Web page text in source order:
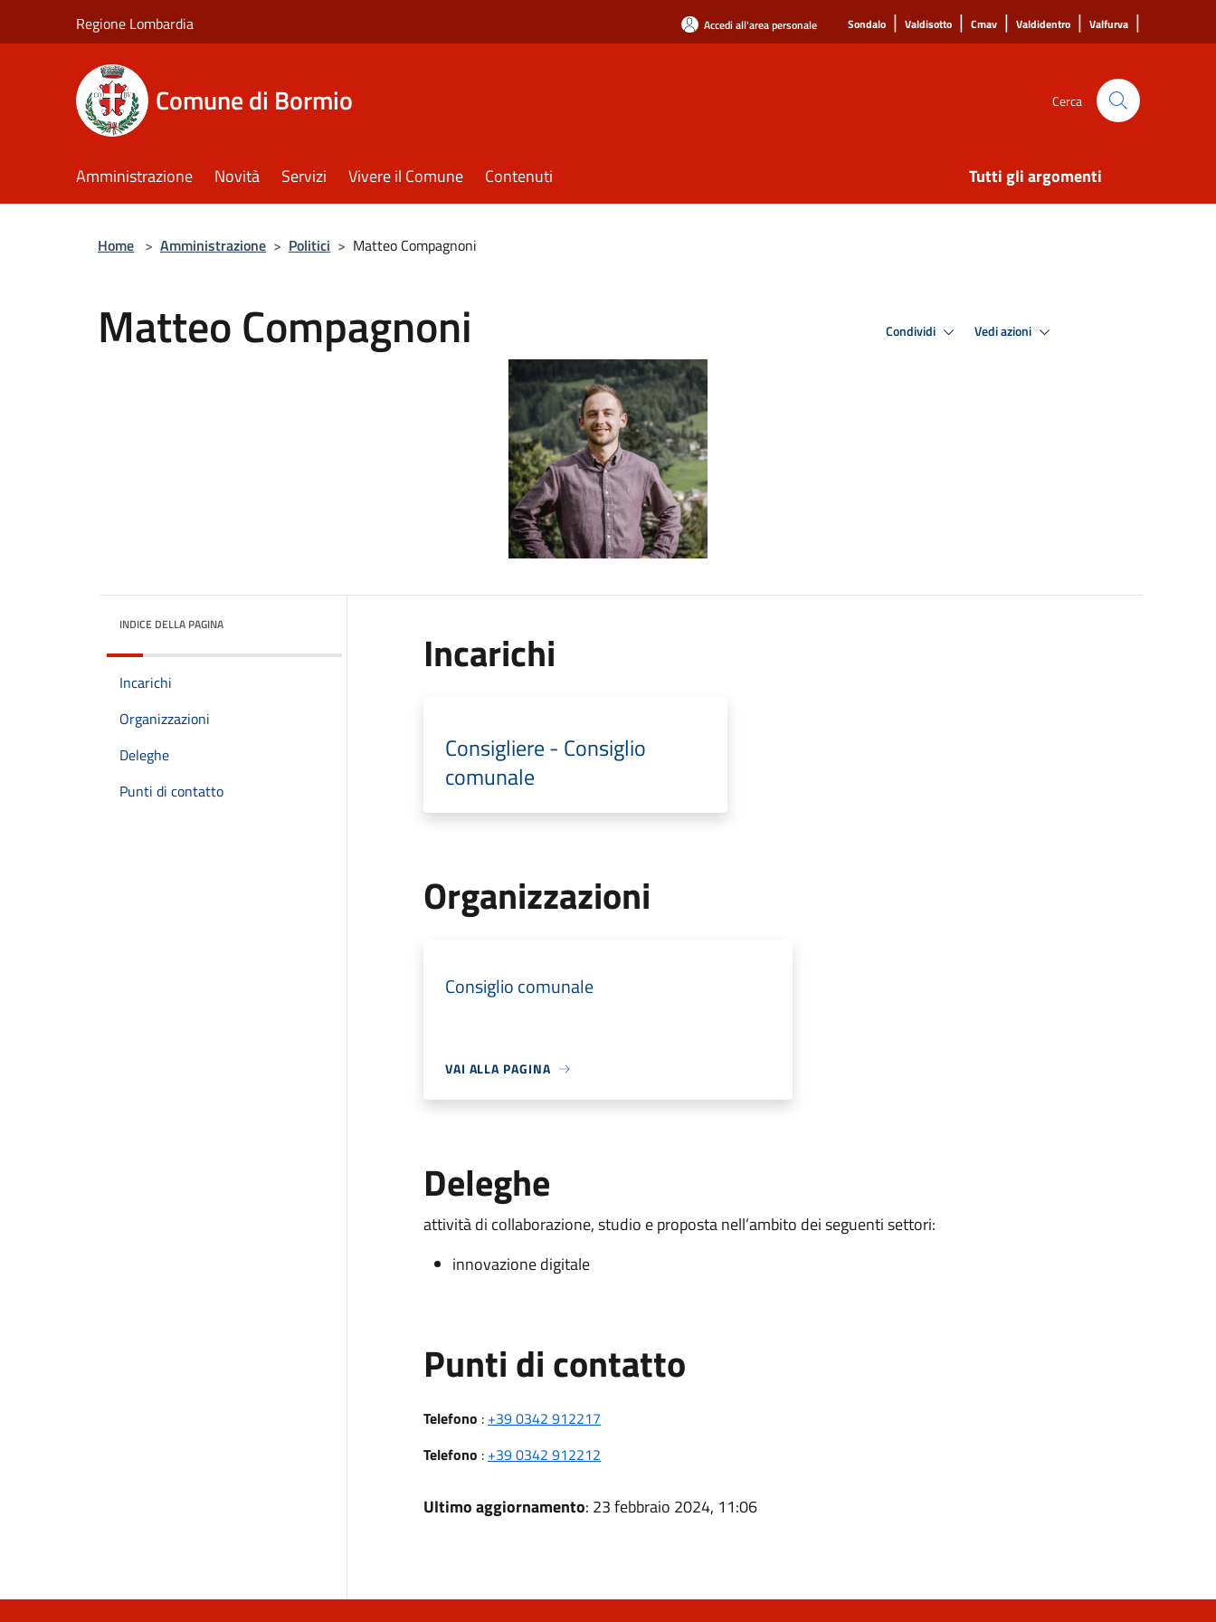
Regione Lombardia Accedi all'area personale Sondalo | Valdisotto | Cmav | Valdidentro | Valfurva |
Comune di Bormio Cerca
Amministrazione Novità Servizi Vivere il Comune Contenuti Tutti gli argomenti
Home > Amministrazione > Politici > Matteo Compagnoni
Matteo Compagnoni Condividi Vedi azioni
INDICE DELLA PAGINA
Incarichi
Organizzazioni
Deleghe
Punti di contatto
Incarichi
Consigliere - Consiglio
comunale
Organizzazioni
Consiglio comunale
VAI ALLA PAGINA
Deleghe
attività di collaborazione, studio e proposta nell’ambito dei seguenti settori:
innovazione digitale
Punti di contatto
Telefono : +39 0342 912217
Telefono : +39 0342 912212
Ultimo aggiornamento: 23 febbraio 2024, 11:06